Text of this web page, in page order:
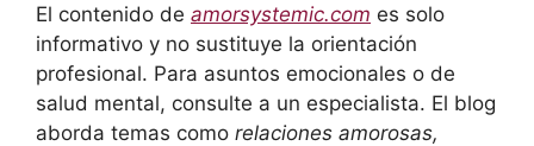
El contenido de amorsystemic.com es solo
informativo y no sustituye la orientación
profesional. Para asuntos emocionales o de
salud mental, consulte a un especialista. El blog
aborda temas como relaciones amorosas,